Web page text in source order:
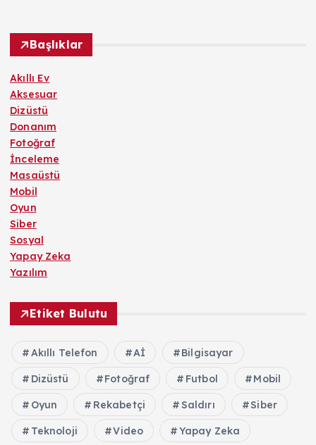
Başlıklar
Akıllı Ev
Aksesuar
Dizüstü
Donanım
Fotoğraf
İnceleme
Masaüstü
Mobil
Oyun
Siber
Sosyal
Yapay Zeka
Yazılım
Etiket Bulutu
Akıllı Telefon Aİ Bilgisayar
Dizüstü Fotoğraf Futbol Mobil
Oyun Rekabetçi Saldırı Siber
Teknoloji Video Yapay Zeka